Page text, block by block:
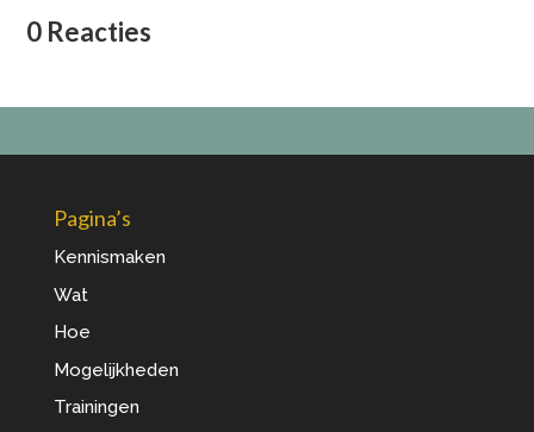
0 Reacties
Pagina’s
Kennismaken
Wat
Hoe
Mogelijkheden
Trainingen